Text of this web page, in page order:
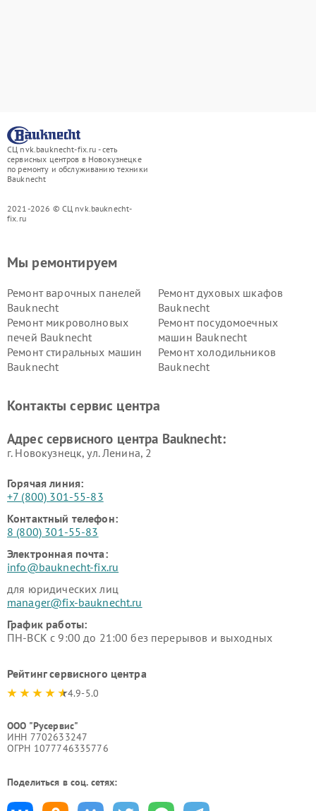
СЦ nvk.bauknecht-fix.ru - сеть
сервисных центров в Новокузнецке
по ремонту и обслуживанию техники
Bauknecht
2021-2026 © СЦ nvk.bauknecht-
fix.ru
Мы ремонтируем
Ремонт варочных панелей
Bauknecht
Ремонт духовых шкафов
Bauknecht
Ремонт микроволновых
печей Bauknecht
Ремонт посудомоечных
машин Bauknecht
Ремонт стиральных машин
Bauknecht
Ремонт холодильников
Bauknecht
Контакты сервис центра
Адрес сервисного центра Bauknecht:
г. Новокузнецк, ул. Ленина, 2
Горячая линия:
+7 (800) 301-55-83
Контактный телефон:
8 (800) 301-55-83
Электронная почта:
info@bauknecht-fix.ru
для юридических лиц
manager@fix-bauknecht.ru
График работы:
ПН-ВСК с 9:00 до 21:00 без перерывов и выходных
Рейтинг сервисного центра
4.9-5.0
ООО "Русервис"
ИНН 7702633247
ОГРН 1077746335776
Поделиться в соц. сетях: